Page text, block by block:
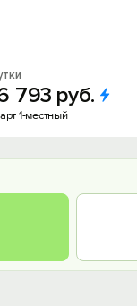
793 руб.
1-местный